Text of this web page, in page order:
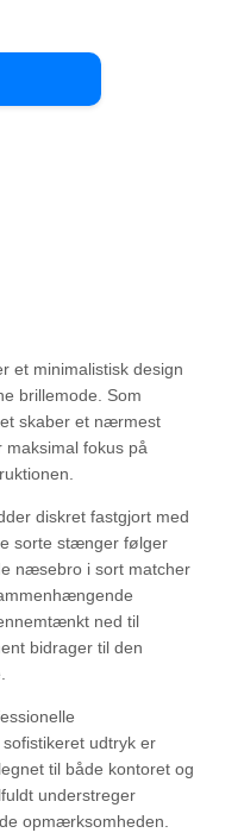
et minimalistisk design
brillemode. Som
skaber et nærmest
maksimal fokus på
diskret fastgjort med
sorte stænger følger
næsebro i sort matcher
ned til
bidrager til den
udtryk er
til både kontoret og
understreger
opmærksomheden.